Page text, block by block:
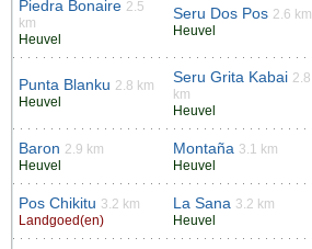
Piedra Bonaire 2.5
km
Heuvel
Seru Dos Pos 2.6 km
Heuvel
Punta Blanku 2.8 km
Heuvel
Seru Grita Kabai 2.8
km
Heuvel
Baron 2.9 km
Heuvel
Montaña 3.1 km
Heuvel
Pos Chikitu 3.2 km
Landgoed(en)
La Sana 3.2 km
Heuvel